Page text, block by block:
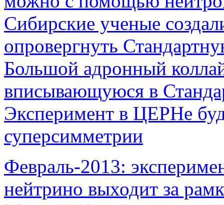
Сибирские ученые
опровергнуть
Большой адронный
вписывающуюся в
Эксперимент в ЦЕРНе
суперсимметрии
Февраль-2013:
нейтрино выходит за